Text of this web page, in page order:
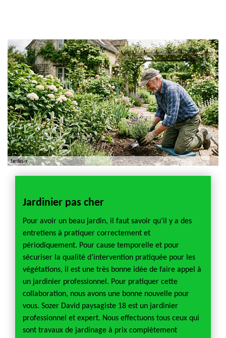
Jardinier pas cher
Pour avoir un beau jardin, il faut savoir qu’il y a des
entretiens à pratiquer correctement et
périodiquement. Pour cause temporelle et pour
sécuriser la qualité d’intervention pratiquée pour les
végétations, il est une très bonne idée de faire appel à
un jardinier professionnel. Pour pratiquer cette
collaboration, nous avons une bonne nouvelle pour
vous. Sozer David paysagiste 18 est un jardinier
professionnel et expert. Nous effectuons tous ceux qui
sont travaux de jardinage à prix complètement